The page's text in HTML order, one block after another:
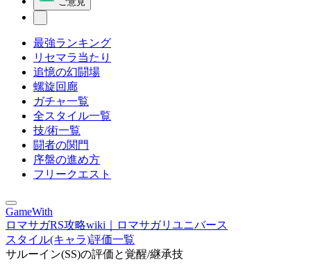
最強ランキング
リセマラ当たり
追憶の幻闘場
螺旋回廊
ガチャ一覧
全スタイル一覧
技/術一覧
闘者の関門
序盤の進め方
フリークエスト
GameWith
ロマサガRS攻略wiki｜ロマサガリユニバース
スタイル(キャラ)評価一覧
サルーイン(SS)の評価と覚醒/継承技